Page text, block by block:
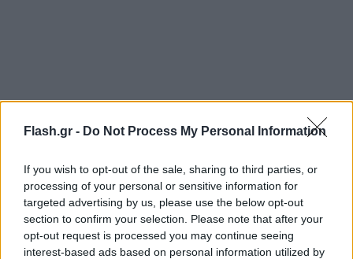
Flash.gr - Do Not Process My Personal Information
If you wish to opt-out of the sale, sharing to third parties, or
processing of your personal or sensitive information for
targeted advertising by us, please use the below opt-out
section to confirm your selection. Please note that after your
opt-out request is processed you may continue seeing
interest-based ads based on personal information utilized by
«Θα κάνουμε τα πάντα για να μείνει και ελπίζω ότι
Όλοι χρειάζεται να κάνουμε μια προσπάθεια. Είναι
ξεκάθαρο ότι χρειαζόμαστε νέα πολιτική στους
μισθούς και όλοι οι παίκτες πρέπει να
προσαρμοστούν» δήλωσε συγκεκριμένα.